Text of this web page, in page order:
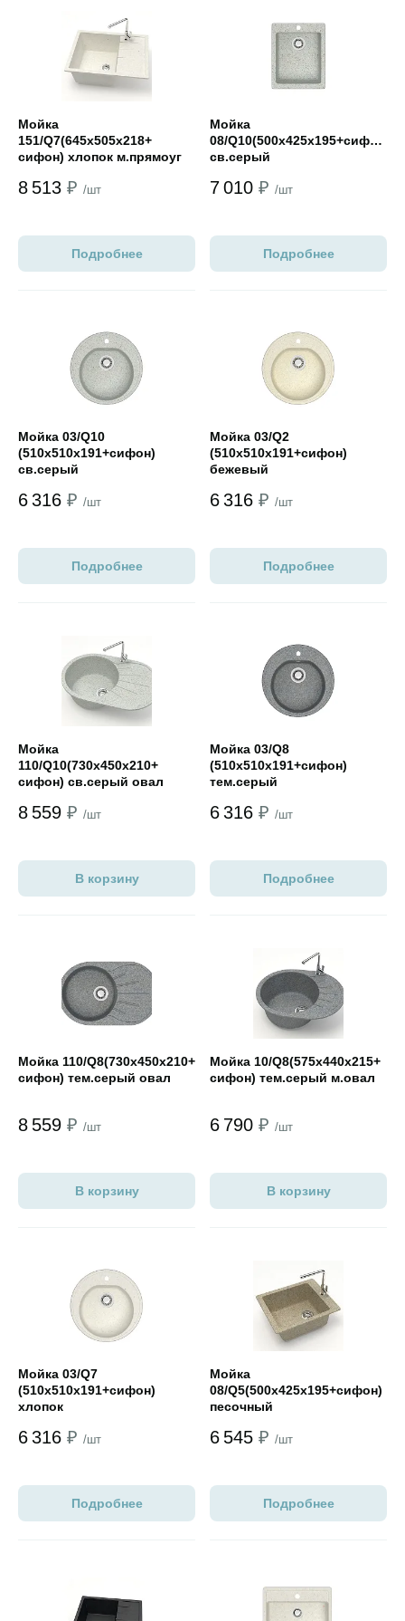
Мойка
151/Q7(645х505х218+
сифон) хлопок м.прямоуг
8 513 ₽ /шт
Подробнее
Мойка
08/Q10(500х425х195+сифон)
св.серый
7 010 ₽ /шт
Подробнее
Мойка 03/Q10
(510х510х191+сифон)
св.серый
6 316 ₽ /шт
Открыть товар
Подробнее
Мойка 03/Q2
(510х510х191+сифон)
бежевый
6 316 ₽ /шт
Открыть товар
Подробнее
Мойка
110/Q10(730х450х210+
сифон) св.серый овал
8 559 ₽ /шт
Открыть товар
В корзину
Мойка 03/Q8
(510х510х191+сифон)
тем.серый
6 316 ₽ /шт
Открыть товар
Подробнее
Мойка 110/Q8(730х450х210+
сифон) тем.серый овал
8 559 ₽ /шт
В корзину
Мойка 10/Q8(575х440х215+
сифон) тем.серый м.овал
6 790 ₽ /шт
Открыть товар
В корзину
Мойка 03/Q7
(510х510х191+сифон)
хлопок
6 316 ₽ /шт
Открыть товар
Подробнее
Мойка
08/Q5(500х425х195+сифон)
песочный
6 545 ₽ /шт
Подробнее